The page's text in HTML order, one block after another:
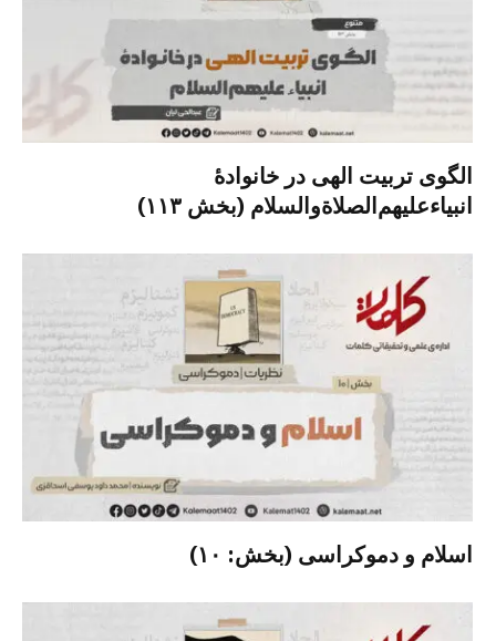
الگوی تربیت الهی در خانوادۀ
انبیاءعلیهم‌الصلاةو‌السلام (بخش ۱۱۳)
اسلام و دموکراسی (بخش: ۱۰)